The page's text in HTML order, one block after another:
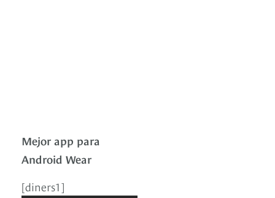
Mejor app para
Android Wear
[diners1]